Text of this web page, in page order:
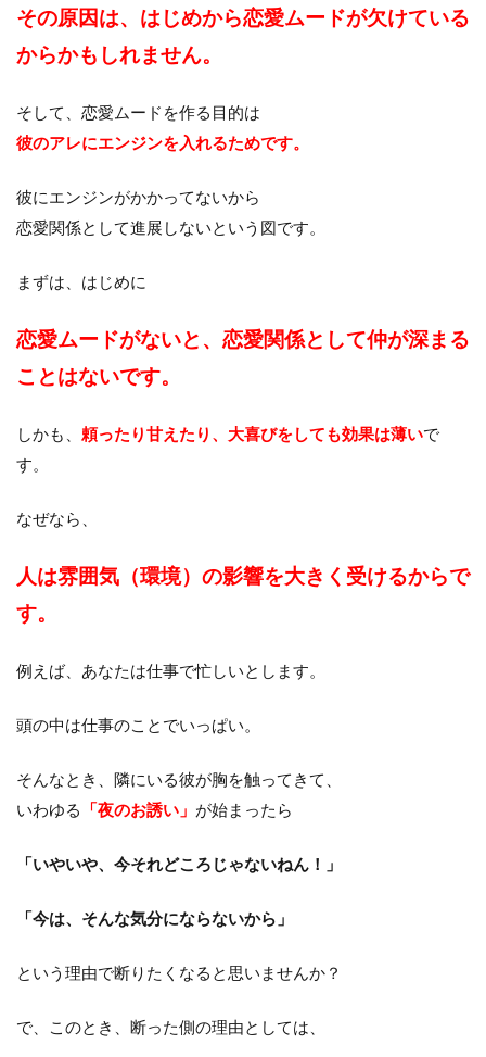
その原因は、はじめから恋愛ムードが欠けている
からかもしれません。
そして、恋愛ムードを作る目的は
彼のアレにエンジンを入れるためです。
彼にエンジンがかかってないから
恋愛関係として進展しないという図です。
まずは、はじめに
恋愛ムードがないと、恋愛関係として仲が深まる
ことはないです。
しかも、 頼ったり甘えたり、大喜びをしても効果は薄いで
す。
なぜなら、
人は雰囲気（環境）の影響を大きく受けるからで
す。
例えば、あなたは仕事で忙しいとします。
頭の中は仕事のことでいっぱい。
そんなとき、隣にいる彼が胸を触ってきて、
いわゆる
「夜のお誘い」 が始まったら
「いやいや、今それどころじゃないねん！」
「今は、そんな気分にならないから」
という理由で断りたくなると思いませんか？
で、このとき、断った側の理由としては、